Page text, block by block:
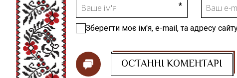
Зберегти моє ім'я, e-mail, та адресу